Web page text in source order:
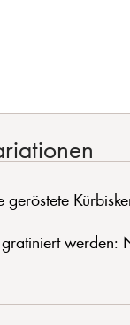
geröstete